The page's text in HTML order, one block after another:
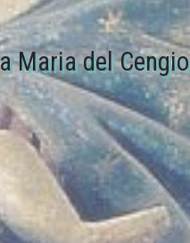
Maria del Cengio